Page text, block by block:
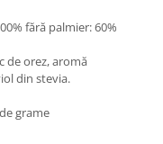
fără palmier: 60%
de orez, aromă
din stevia.
grame